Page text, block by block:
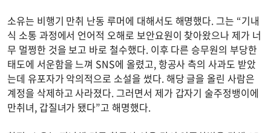
소유는 비행기 만취 난동 루머에 대해서도 해명했다. 그는 “기내
식 소통 과정에서 언어적 오해로 보안요원이 찾아왔으나 제가 너
무 멀쩡한 것을 보고 바로 철수했다. 이후 다른 승무원의 부당한
태도에 서운함을 느껴 SNS에 올렸고, 항공사 측의 사과도 받았
는데 유포자가 악의적으로 소설을 썼다. 해당 글을 올린 사람은
계정을 삭제하고 사라졌다. 그러면서 제가 갑자기 술주정뱅이에
만취녀, 갑질녀가 됐다”고 해명했다.